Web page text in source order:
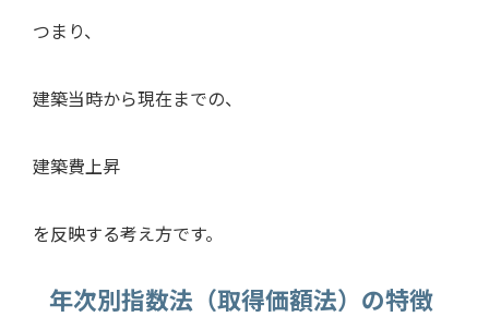
つまり、
建築当時から現在までの、
建築費上昇
を反映する考え方です。
年次別指数法（取得価額法）の特徴